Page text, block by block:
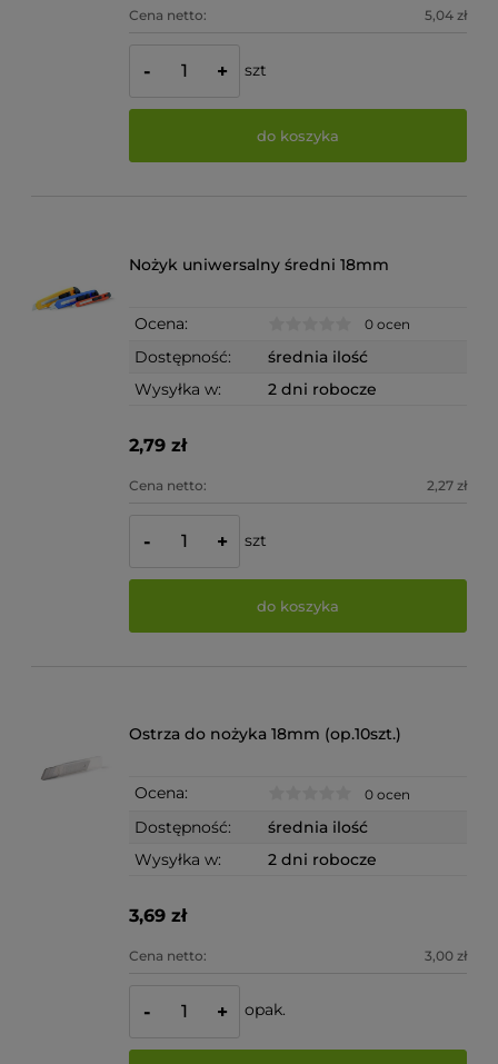
Cena netto: 5,04 zł
- + szt
do koszyka
Nożyk uniwersalny średni 18mm
Ocena: 0 ocen
Dostępność:
średnia ilość
Wysyłka w:
2 dni robocze
2,79 zł
Cena netto: 2,27 zł
- + szt
do koszyka
Ostrza do nożyka 18mm (op.10szt.)
Ocena: 0 ocen
Dostępność:
średnia ilość
Wysyłka w:
2 dni robocze
3,69 zł
Cena netto: 3,00 zł
- + opak.